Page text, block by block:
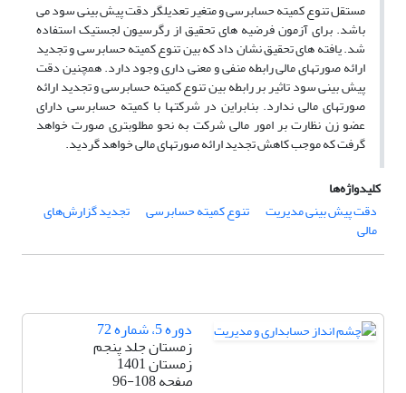
مستقل تنوع کمیته حسابرسی و متغیر تعدیلگر دقت پیش بینی سود می
باشد. برای آزمون فرضیه های تحقیق از رگرسیون لجستیک استفاده
شد. یافته های تحقیق نشان داد که بین تنوع کمیته حسابرسی و تجدید
ارائه صورتهای مالی رابطه منفی و معنی داری وجود دارد. همچنین دقت
پیش بینی سود تاثیر بر رابطه بین تنوع کمیته حسابرسی و تجدید ارائه
صورتهای مالی ندارد. بنابراین در شرکتها با کمیته حسابرسی دارای
عضو زن نظارت بر امور مالی شرکت به نحو مطلوبتری صورت خواهد
گرفت که موجب کاهش تجدید ارائه صورتهای مالی خواهد گردید.
کلیدواژه‌ها
دقت پیش بینی مدیریت
تنوع کمیته حسابرسی تجدید گزارش‌های
مالی
دوره 5، شماره 72
زمستان جلد پنجم
زمستان 1401
صفحه96-108